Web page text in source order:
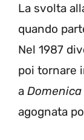
La svolta
quando
Nel 1987
poi tornare
a Domenica
agognata